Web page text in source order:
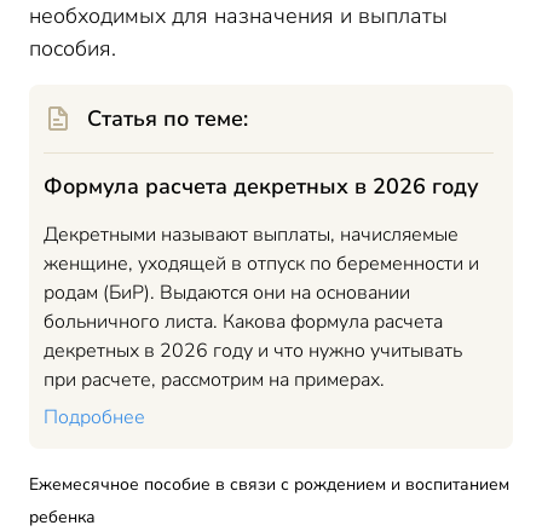
необходимых для назначения и выплаты
пособия.
Статья по теме:
Формула расчета декретных в 2026 году
Декретными называют выплаты, начисляемые
женщине, уходящей в отпуск по беременности и
родам (БиР). Выдаются они на основании
больничного листа. Какова формула расчета
декретных в 2026 году и что нужно учитывать
при расчете, рассмотрим на примерах.
Подробнее
Ежемесячное пособие в связи с рождением и воспитанием
ребенка